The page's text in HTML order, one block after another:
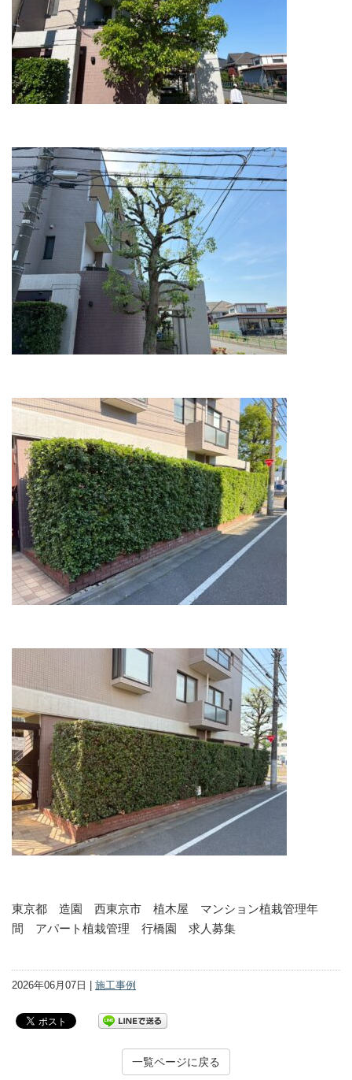
東京都 造園 西東京市 植木屋 マンション植栽管理年
間 アパート植栽管理 行橋園 求人募集
2026年06月07日 | 施工事例
一覧ページに戻る